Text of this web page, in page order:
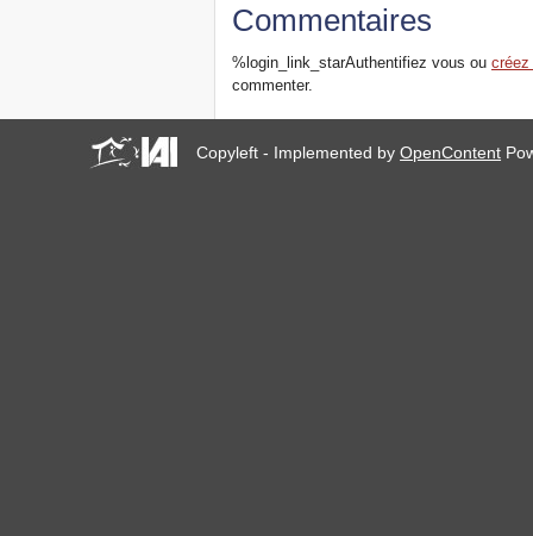
Commentaires
%login_link_starAuthentifiez vous oucréez
commenter.
Copyleft - Implemented byOpenContent